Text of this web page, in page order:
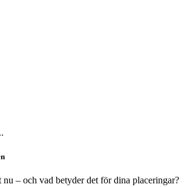
nu – och vad betyder det för dina placeringar?